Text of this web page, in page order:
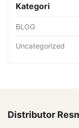
Kategori
BLOG
Uncategorized
Distributor